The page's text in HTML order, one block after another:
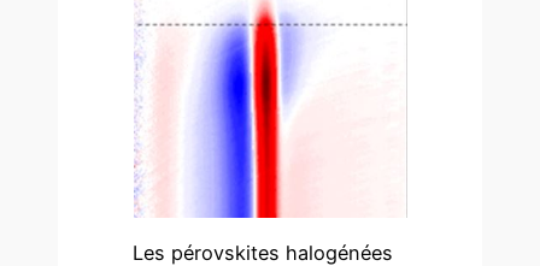
Les pérovskites halogénées